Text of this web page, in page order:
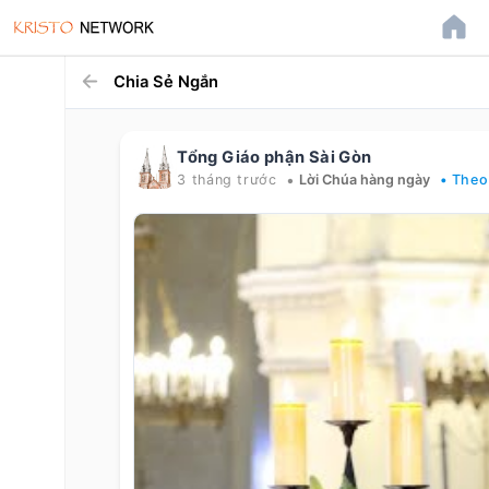
Chia Sẻ Ngắn
Tổng Giáo phận Sài Gòn
3 tháng trước • Lời Chúa hàng ngày •